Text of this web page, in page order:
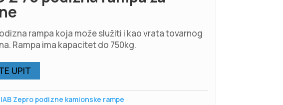
rampa koja može služiti i kao vrata tovarnog
Rampa ima kapacitet do 750kg.
UPIT
Zepro podizne kamionske rampe